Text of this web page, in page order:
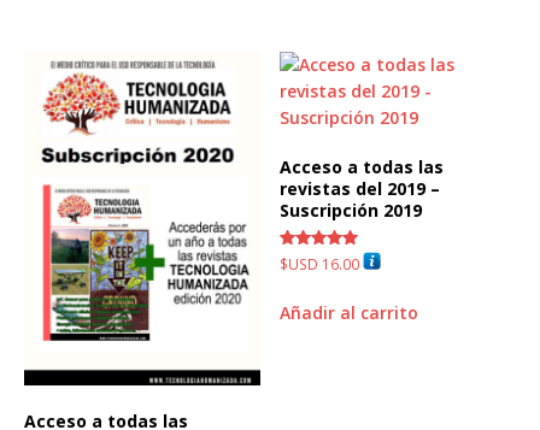
Acceso a todas las
Acceso a todas las
revistas del 2019 –
Suscripción 2019
Valorado
con
$USD 16.00
Añadir al carrito